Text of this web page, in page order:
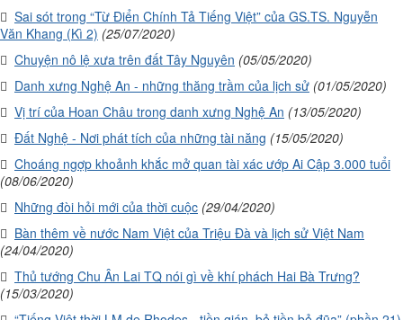
Sai sót trong “Từ Điển Chính Tả Tiếng Việt” của GS.TS. Nguyễn
Văn Khang (Kì 2) (25/07/2020)
Chuyện nô lệ xưa trên đất Tây Nguyên (05/05/2020)
Danh xưng Nghệ An - những thăng trầm của lịch sử (01/05/2020)
Vị trí của Hoan Châu trong danh xưng Nghệ An (13/05/2020)
Đất Nghệ - Nơi phát tích của những tài năng (15/05/2020)
Choáng ngợp khoảnh khắc mở quan tài xác ướp Ai Cập 3.000 tuổi
(08/06/2020)
Những đòi hỏi mới của thời cuộc (29/04/2020)
Bàn thêm về nước Nam Việt của Triệu Đà và lịch sử Việt Nam
(24/04/2020)
Thủ tướng Chu Ân Lai TQ nói gì về khí phách Hai Bà Trưng?
(15/03/2020)